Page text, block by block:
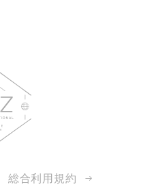
総合利用規約